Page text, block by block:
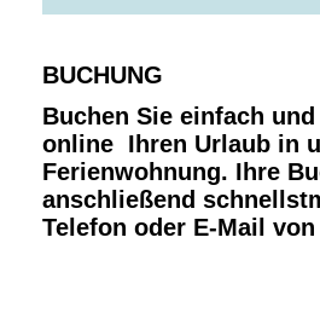
BUCHUNG
Buchen Sie einfach
online Ihren Urlaub in
Ferienwohnung. Ihre
anschließend
Telefon oder E-Mail